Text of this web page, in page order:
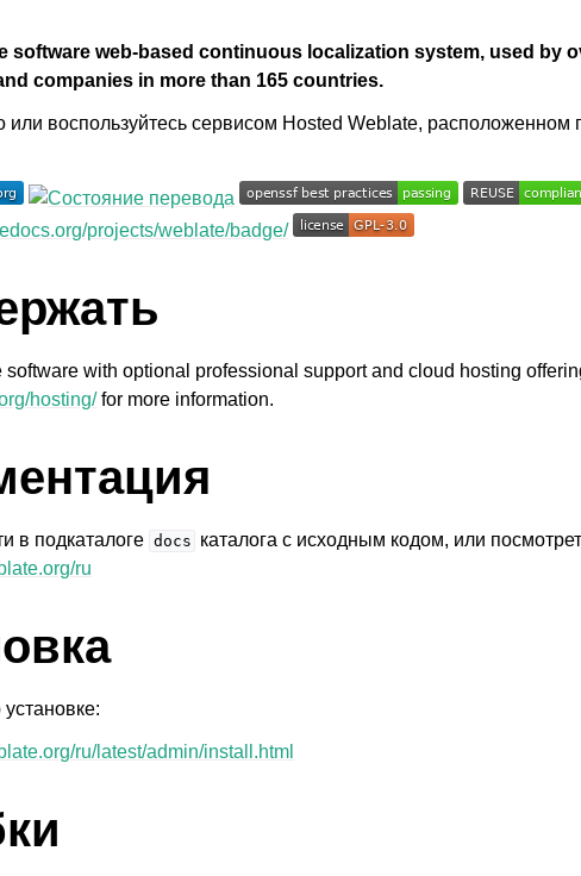
форматы файлов
software web-based continuous localization system, used by
companies in more than 165 countries.
или воспользуйтесь сервисом Hosted Weblate, расположенном
software with optional professional support and cloud hosting
hosting/for more information.
в подкаталоге docs каталога с исходным кодом, или
ru
ru/latest/admin/install.html